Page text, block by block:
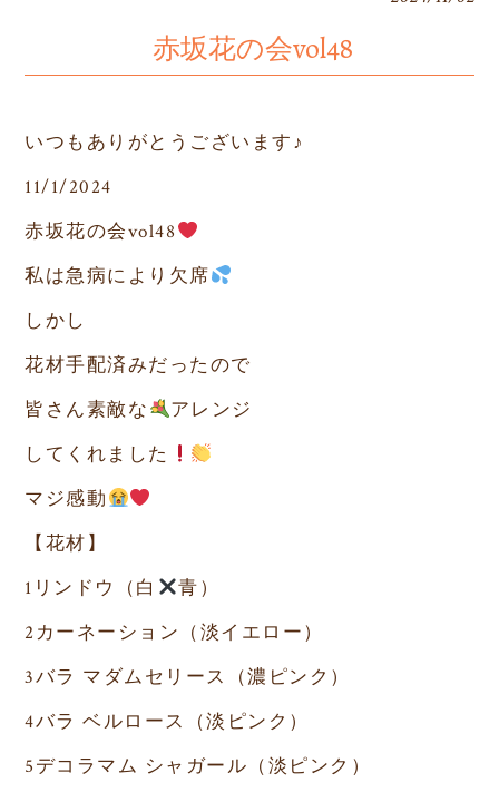
赤坂花の会vol48
いつもありがとうございます♪
11/1/2024
赤坂花の会vol48
私は急病により欠席
しかし
花材手配済みだったので
皆さん素敵な
アレンジ
してくれました
マジ感動
【花材】
1リンドウ（白
青）
2カーネーション（淡イエロー）
3バラ マダムセリース（濃ピンク）
4バラ ベルロース（淡ピンク）
5デコラマム シャガール（淡ピンク）